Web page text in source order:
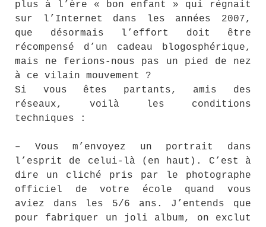
plus à l’ère « bon enfant » qui régnait
sur l’Internet dans les années 2007,
que désormais l’effort doit être
récompensé d’un cadeau blogosphérique,
mais ne ferions-nous pas un pied de nez
à ce vilain mouvement ?
Si vous êtes partants, amis des
réseaux, voilà les conditions
techniques :
– Vous m’envoyez un portrait dans
l’esprit de celui-là (en haut). C’est à
dire un cliché pris par le photographe
officiel de votre école quand vous
aviez dans les 5/6 ans. J’entends que
pour fabriquer un joli album, on exclut